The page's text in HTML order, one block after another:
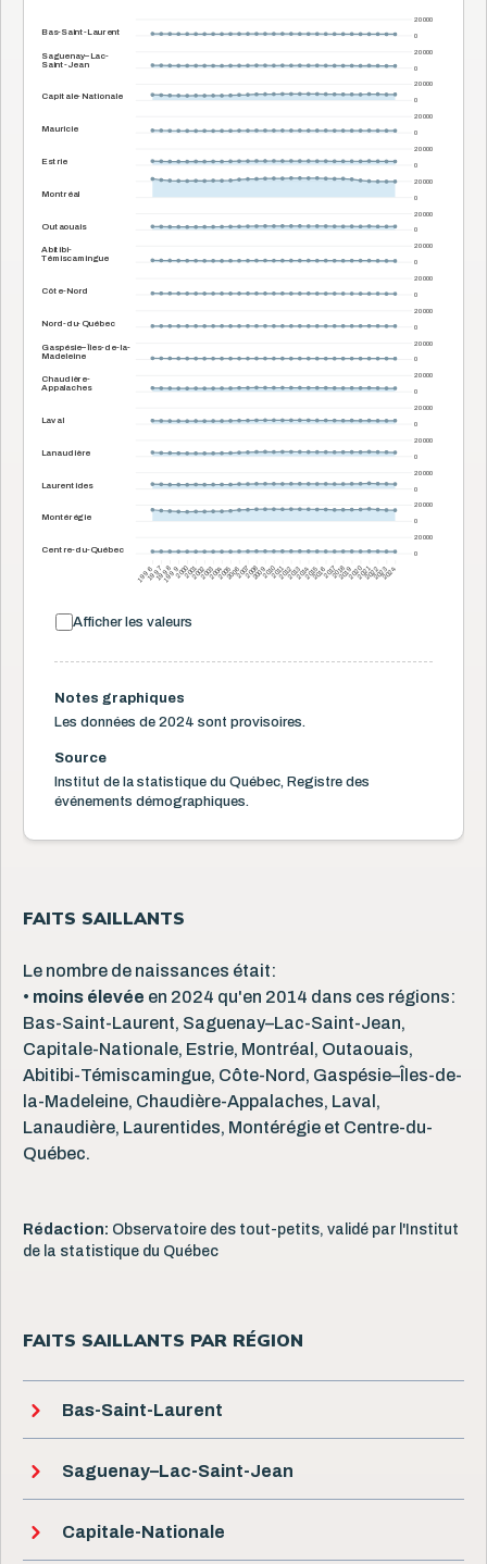
19961997199819992000200120022003200420052006200720082009201020112012201320142015201620172018201920202021202220232024
0
20 000
0
20 000
0
20 000
0
20 000
0
20 000
0
20 000
0
20 000
0
20 000
0
20 000
0
20 000
0
20 000
0
20 000
0
20 000
0
20 000
0
20 000
0
20 000
0
20 000
Bas-Saint-Laurent
Saguenay–Lac-
Saint-Jean
Capitale-Nationale
Mauricie
Estrie
Montréal
Outaouais
Abitibi-
Témiscamingue
Côte-Nord
Nord-du-Québec
Gaspésie–Îles-de-la-
Madeleine
Chaudière-
Appalaches
Laval
Lanaudière
Laurentides
Montérégie
Centre-du-Québec
Afficher les valeurs
Notes graphiques
Les données de 2024 sont provisoires.
Source
Institut de la statistique du Québec, Registre des
événements démographiques.
FAITS SAILLANTS
Le nombre de naissances était:
• moins élevée en 2024 qu'en 2014 dans ces régions:
Bas-Saint-Laurent, Saguenay–Lac-Saint-Jean,
Capitale-Nationale, Estrie, Montréal, Outaouais,
Abitibi-Témiscamingue, Côte-Nord, Gaspésie–Îles-de-
la-Madeleine, Chaudière-Appalaches, Laval,
Lanaudière, Laurentides, Montérégie et Centre-du-
Québec.
Rédaction: Observatoire des tout-petits, validé par l'Institut
de la statistique du Québec
FAITS SAILLANTS PAR RÉGION
Bas-Saint-Laurent
Saguenay–Lac-Saint-Jean
Capitale-Nationale